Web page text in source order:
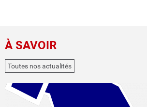
À SAVOIR
Toutes nos actualités